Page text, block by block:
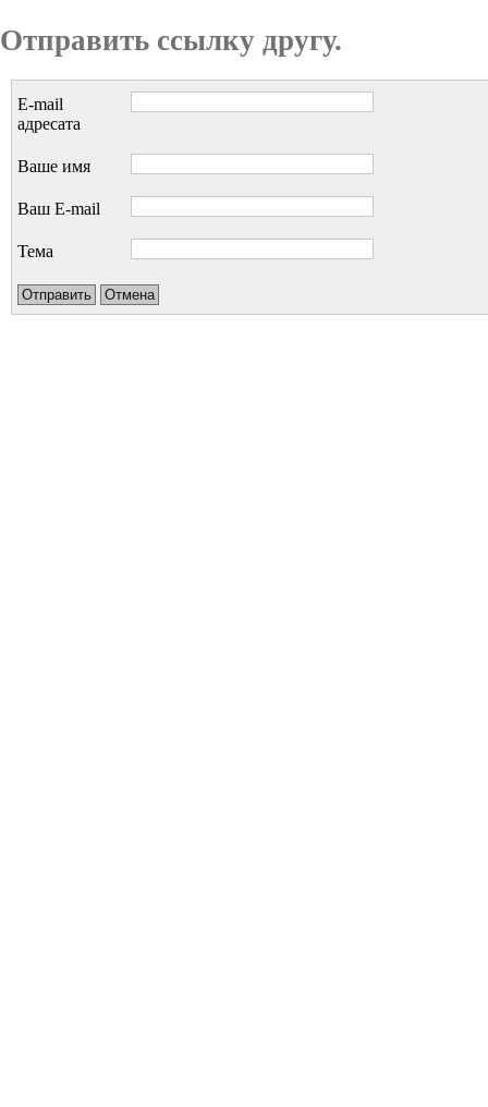
Отправить ссылку другу.
E-mail
адресата
Ваше имя
Ваш E-mail
Тема
Отправить Отмена